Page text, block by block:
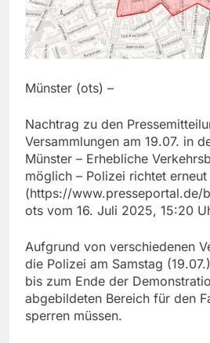
Münster (ots) –
Nachtrag zu den
Versammlungen am 19.07. in
Münster – Erhebliche
möglich – Polizei richtet
(https://www.presseportal.de/
ots vom 16. Juli 2025, 15:20
Aufgrund von verschiedenen
die Polizei am Samstag
bis zum Ende der
abgebildeten Bereich für den
sperren müssen.